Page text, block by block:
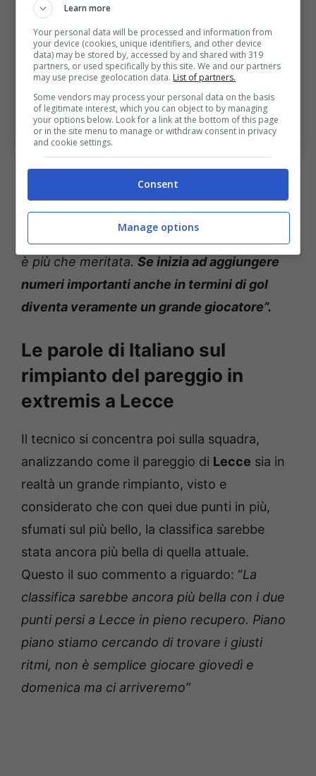
L’esterno si prende Bologna e Nazionale. Può essere
l’anno della consacrazione, Italiano ci crede. Bologna
Sport News (Photo by Alessandro Sabattini/Getty
Images Via OneFootball)
Questo il commento diItalianoriguardo alle
parola speciale per Nicolò Cambiaghi, è in
grande crescita e la convocazione con l’Italia
è più che meritata. Se inizia ad aggiungere
numeri importanti anche in termini di gol
diventa veramente un grande giocatore”.
Le parole di Italiano sul
rimpianto del pareggio in
extremis a Lecce
Il tecnico si concentra poi sulla squadra,
analizzando come il pareggio di Lecce sia in
realtà un grande rimpianto, visto e
considerato che con quei due punti in più,
sfumati sul più bello, la classifica sarebbe
stata ancora più bella di quella attuale.
Questo il suo commento a riguardo: “La
classifica sarebbe ancora più bella con i due
punti persi a Lecce in pieno recupero. Piano
piano stiamo cercando di trovare i giusti
ritmi, non è semplice giocare giovedì e
domenica ma ci arriveremo”
Learn more
Your personal data will be processed and information from
your device (cookies, unique identifiers, and other device
data) may be stored by, accessed by and shared with 319
partners, or used specifically by this site. We and our partners
may use precise geolocation data. List of partners.
Some vendors may process your personal data on the basis
of legitimate interest, which you can object to by managing
your options below. Look for a link at the bottom of this page
or in the site menu to manage or withdraw consent in privacy
and cookie settings.
Consent
Manage options